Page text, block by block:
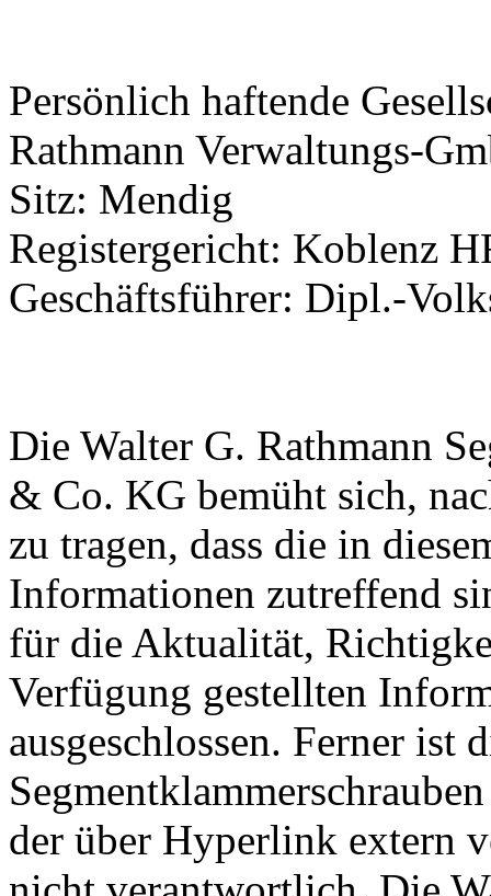
Persönlich haftende
Rathmann Verwaltungs-
Sitz: Mendig
Registergericht: Koblenz
Geschäftsführer: Dipl.-
Die Walter G. Rathmann
& Co. KG bemüht sich,
zu tragen, dass die in
Informationen zutreffend
für die Aktualität,
Verfügung gestellten
ausgeschlossen. Ferner ist
der über Hyperlink extern